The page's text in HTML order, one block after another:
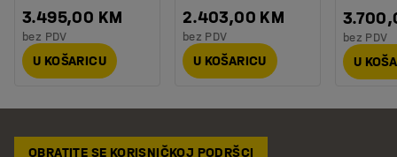
3.495,00 KM
bez PDV
U KOŠARICU
2.403,00 KM
bez PDV
U KOŠARICU
bez PDV
U
OBRATITE SE KORISNIČKOJ PODRŠCI